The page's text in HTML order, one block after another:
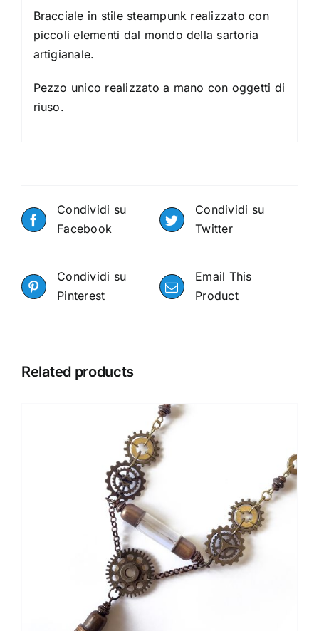
Bracciale in stile steampunk realizzato con
piccoli elementi dal mondo della sartoria
artigianale.
Pezzo unico realizzato a mano con oggetti di
riuso.
Condividi su
Facebook
Condividi su
Twitter
Condividi su
Pinterest
Email This
Product
Related products